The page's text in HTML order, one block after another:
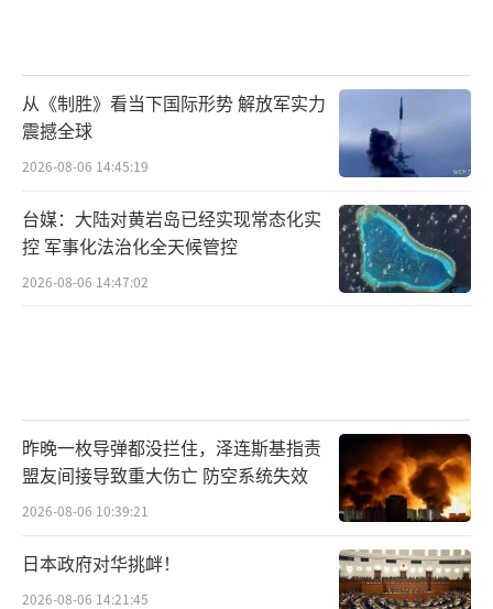
从《制胜》看当下国际形势 解放军实力
震撼全球
2026-08-06 14:45:19
台媒：大陆对黄岩岛已经实现常态化实
控 军事化法治化全天候管控
2026-08-06 14:47:02
昨晚一枚导弹都没拦住，泽连斯基指责
盟友间接导致重大伤亡 防空系统失效
2026-08-06 10:39:21
日本政府对华挑衅！
2026-08-06 14:21:45